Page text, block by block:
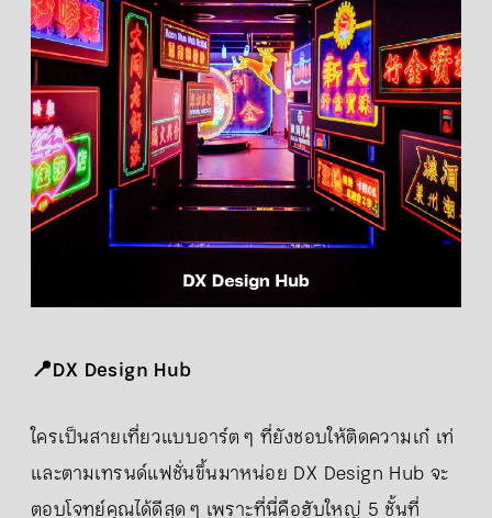
📍DX Design Hub
ใครเป็นสายเที่ยวแบบอาร์ต ๆ ที่ยังชอบให้ติดความเก๋ เท่
และตามเทรนด์แฟชั่นขึ้นมาหน่อย DX Design Hub จะ
ตอบโจทย์คุณได้ดีสุด ๆ เพราะที่นี่คือฮับใหญ่ 5 ชั้นที่